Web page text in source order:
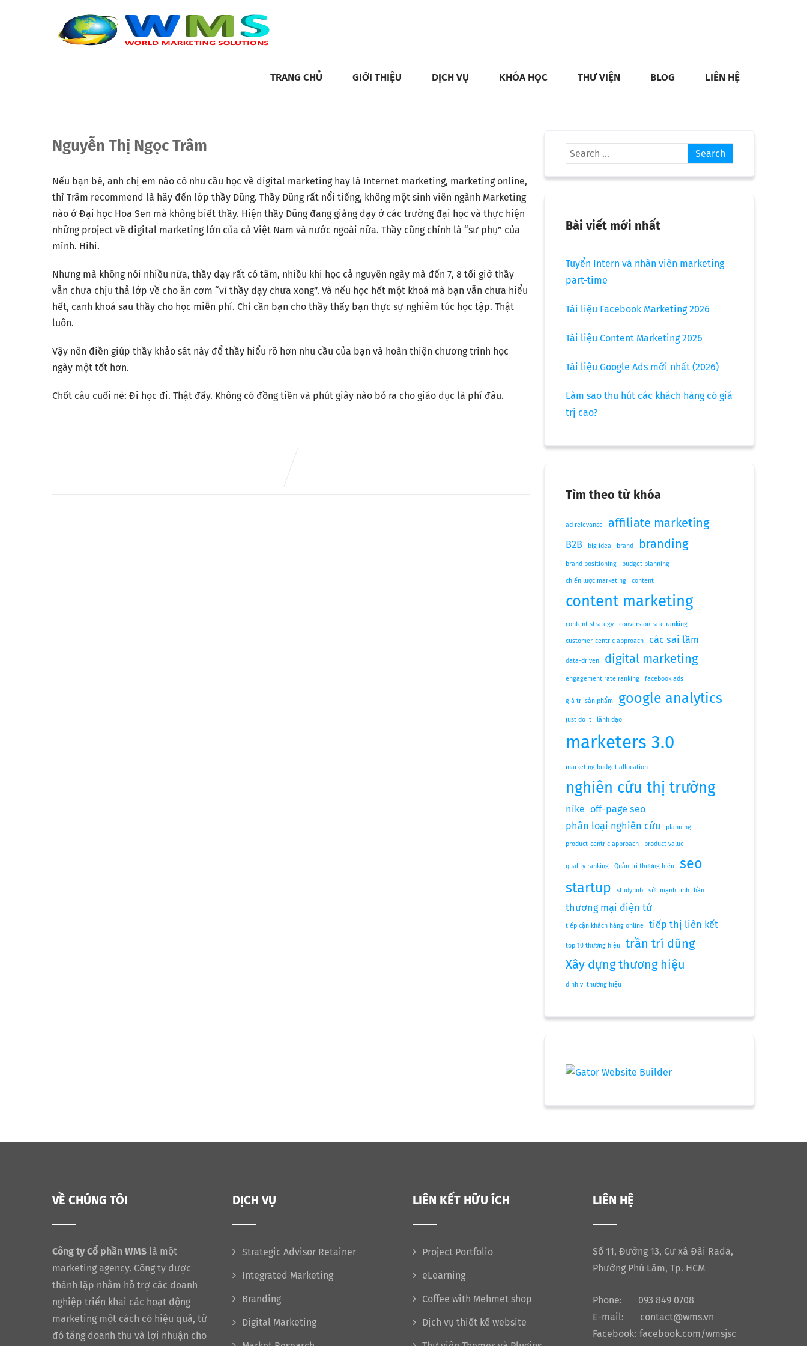
TRANG CHỦ GIỚI THIỆU DỊCH VỤ KHÓA HỌC THƯ VIỆN BLOG LIÊN HỆ
Nguyễn Thị Ngọc Trâm
Nếu bạn bè, anh chị em nào có nhu cầu học về digital marketing hay là Internet marketing, marketing online,
thì Trâm recommend là hãy đến lớp thầy Dũng. Thầy Dũng rất nổi tiếng, không một sinh viên ngành Marketing
nào ở Đại học Hoa Sen mà không biết thầy. Hiện thầy Dũng đang giảng dạy ở các trường đại học và thực hiện
những project về digital marketing lớn của cả Việt Nam và nước ngoài nữa. Thầy cũng chính là “sư phụ” của
mình. Hihi.
Nhưng mà không nói nhiều nữa, thầy dạy rất có tâm, nhiều khi học cả nguyên ngày mà đến 7, 8 tối giờ thầy
vẫn chưa chịu thả lớp về cho ăn cơm “vì thầy dạy chưa xong”. Và nếu học hết một khoá mà bạn vẫn chưa hiểu
hết, canh khoá sau thầy cho học miễn phí. Chỉ cần bạn cho thầy thấy bạn thực sự nghiêm túc học tập. Thật
luôn.
Vậy nên điền giúp thầy khảo sát này để thầy hiểu rõ hơn nhu cầu của bạn và hoàn thiện chương trình học
ngày một tốt hơn.
Chốt câu cuối nè: Đi học đi. Thật đấy. Không có đồng tiền và phút giây nào bỏ ra cho giáo dục là phí đâu.
Bài viết mới nhất
Tuyển Intern và nhân viên marketing
part-time
Tài liệu Facebook Marketing 2026
Tài liệu Content Marketing 2026
Tài liệu Google Ads mới nhất (2026)
Làm sao thu hút các khách hàng có giá
trị cao?
Tìm theo từ khóa
ad relevance affiliate marketing
B2B big idea brand branding
brand positioning budget planning
chiến lược marketing content
content marketing
content strategy conversion rate ranking
customer-centric approach các sai lầm
data-driven digital marketing
engagement rate ranking facebook ads
giá trị sản phẩm google analytics
just do it lãnh đạo
marketers 3.0
marketing budget allocation
nghiên cứu thị trường
nike off-page seo
phân loại nghiên cứu
planning
product-centric approach product value
quality ranking Quản trị thương hiệu
seo
startup
studyhub sức mạnh tinh thần
thương mại điện tử
tiếp cận khách hàng online tiếp thị liên kết
top 10 thương hiệu
trần trí dũng
Xây dựng thương hiệu
định vị thương hiệu
VỀ CHÚNG TÔI
Công ty Cổ phần WMS là một
marketing agency. Công ty được
thành lập nhằm hỗ trợ các doanh
nghiệp triển khai các hoạt động
marketing một cách có hiệu quả, từ
đó tăng doanh thu và lợi nhuận cho
DỊCH VỤ
Strategic Advisor Retainer
Integrated Marketing
Branding
Digital Marketing
LIÊN KẾT HỮU ÍCH
Project Portfolio
eLearning
Coffee with Mehmet shop
Dịch vụ thiết kế website
LIÊN HỆ
Số 11, Đường 13, Cư xá Đài Rada,
Phường Phú Lâm, Tp. HCM
Phone:
093 849 0708
E-mail:
contact@wms.vn
Facebook: facebook.com/wmsjsc